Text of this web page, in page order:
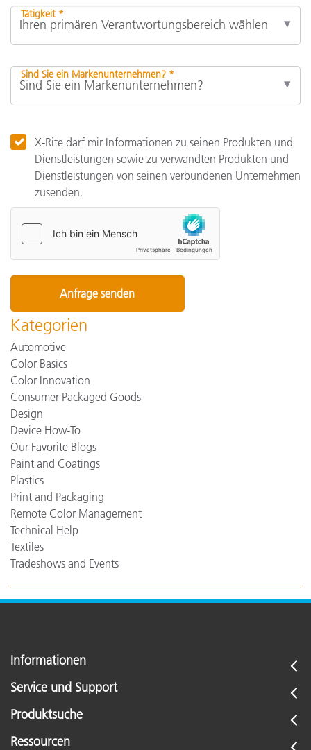
Tätigkeit *
Sind Sie ein Markenunternehmen? *
X-Rite darf mir Informationen zu seinen Produkten und
Dienstleistungen sowie zu verwandten Produkten und
Dienstleistungen von seinen verbundenen Unternehmen
zusenden.
Kategorien
Automotive
Color Basics
Color Innovation
Consumer Packaged Goods
Design
Device How-To
Our Favorite Blogs
Paint and Coatings
Plastics
Print and Packaging
Remote Color Management
Technical Help
Textiles
Tradeshows and Events
Informationen
Service und Support
Produktsuche
Ressourcen